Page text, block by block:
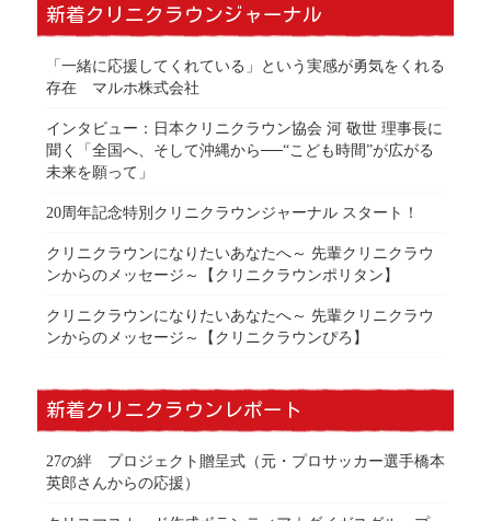
新着クリニクラウンジャーナル
「一緒に応援してくれている」という実感が勇気をくれる
存在 マルホ株式会社
インタビュー：日本クリニクラウン協会 河 敬世 理事長に
聞く「全国へ、そして沖縄から──“こども時間”が広がる
未来を願って」
20周年記念特別クリニクラウンジャーナル スタート！
クリニクラウンになりたいあなたへ～ 先輩クリニクラウ
ンからのメッセージ～【クリニクラウンポリタン】
クリニクラウンになりたいあなたへ～ 先輩クリニクラウ
ンからのメッセージ～【クリニクラウンぴろ】
新着クリニクラウンレポート
27の絆 プロジェクト贈呈式（元・プロサッカー選手橋本
英郎さんからの応援）